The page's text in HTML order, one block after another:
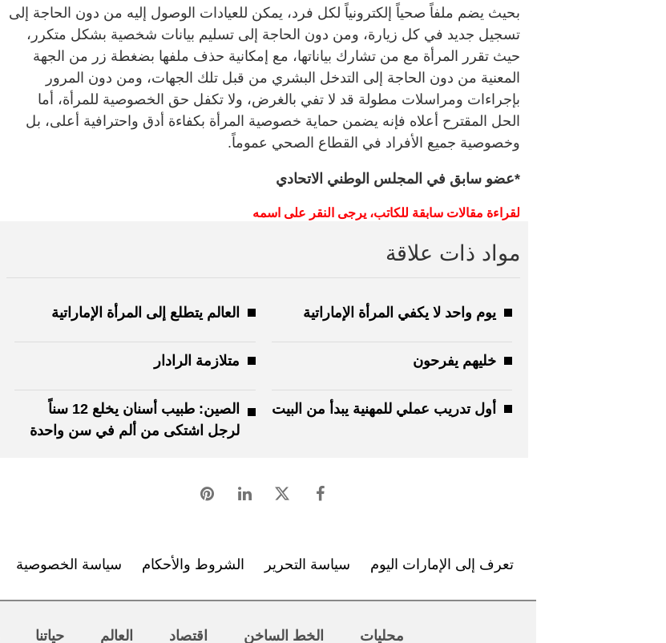
بحيث يضم ملفاً صحياً إلكترونياً لكل فرد، يمكن للعيادات الوصول إليه من دون الحاجة إلى
تسجيل جديد في كل زيارة، ومن دون الحاجة إلى تسليم بيانات شخصية بشكل متكرر،
حيث تقرر المرأة مع من تشارك بياناتها، مع إمكانية حذف ملفها بضغطة زر من الجهة
المعنية من دون الحاجة إلى التدخل البشري من قبل تلك الجهات، ومن دون المرور
بإجراءات ومراسلات مطولة قد لا تفي بالغرض، ولا تكفل حق الخصوصية للمرأة، أما
الحل المقترح أعلاه فإنه يضمن حماية خصوصية المرأة بكفاءة أدق واحترافية أعلى، بل
وخصوصية جميع الأفراد في القطاع الصحي عموماً.
*عضو سابق في المجلس الوطني الاتحادي
لقراءة مقالات سابقة للكاتب، يرجى النقر على اسمه
مواد ذات علاقة
يوم واحد لا يكفي المرأة الإماراتية العالم يتطلع إلى المرأة الإماراتية
خليهم يفرحون متلازمة الرادار
أول تدريب عملي للمهنية يبدأ من البيت
الصين: طبيب أسنان يخلع 12 سناً
لرجل اشتكى من ألم في سن واحدة
تعرف إلى الإمارات اليوم سياسة التحرير الشروط والأحكام سياسة الخصوصية
محليات الخط الساخن اقتصاد العالم حياتنا